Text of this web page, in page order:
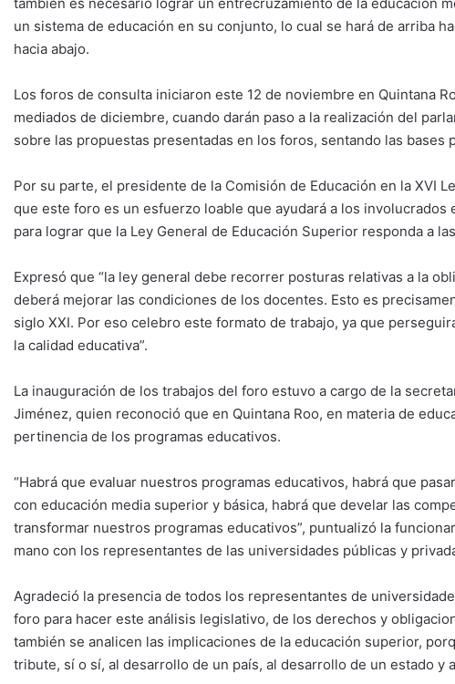
un sistema de educación en su conjunto, lo cual se hará de arriba
hacia abajo.
Los foros de consulta iniciaron este 12 de noviembre en Quintana
mediados de diciembre, cuando darán paso a la realización del
sobre las propuestas presentadas en los foros, sentando las
Por su parte, el presidente de la Comisión de Educación en la XVI
que este foro es un esfuerzo loable que ayudará a los
para lograr que la Ley General de Educación Superior responda a
Expresó que “la ley general debe recorrer posturas relativas a la
deberá mejorar las condiciones de los docentes. Esto es
siglo XXI. Por eso celebro este formato de trabajo, ya que
la calidad educativa”.
La inauguración de los trabajos del foro estuvo a cargo de la
Jiménez, quien reconoció que en Quintana Roo, en materia de
pertinencia de los programas educativos.
“Habrá que evaluar nuestros programas educativos, habrá que
con educación media superior y básica, habrá que develar las
transformar nuestros programas educativos”, puntualizó la
mano con los representantes de las universidades públicas y
Agradeció la presencia de todos los representantes de
foro para hacer este análisis legislativo, de los derechos y
también se analicen las implicaciones de la educación superior,
tribute, sí o sí, al desarrollo de un país, al desarrollo de un estado y